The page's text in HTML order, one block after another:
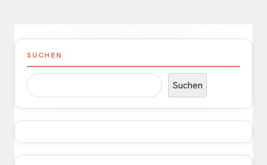
Haupt-
Seitenleiste
SUCHEN
Suchen